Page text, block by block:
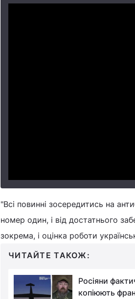
"Всі повинні зосередитись на
номер один, і від достатнього
зокрема, і оцінка роботи
ЧИТАЙТЕ ТАКОЖ:
Росіяни
копіюють